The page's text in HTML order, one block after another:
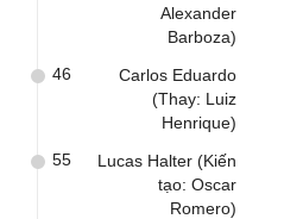
Alexander
Barboza)
Carlos Eduardo
(Thay: Luiz
Henrique)
46
Lucas Halter (Kiến
tạo: Oscar
Romero)
55